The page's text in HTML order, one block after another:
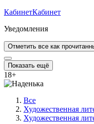
КабинетКабинет
Уведомления
Отметить все как
Показать ещё
18+
Все
Художественная
Художественная